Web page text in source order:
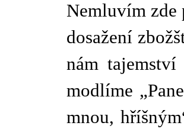
Nemluvím zde
dosažení
nám
modlíme
mnou,